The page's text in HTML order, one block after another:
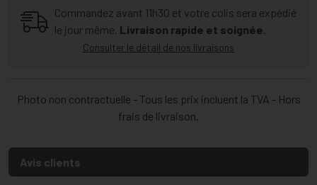
Commandez avant 11h30 et votre colis sera expédié
le jour même. Livraison rapide et soignée.
Consulter le détail de nos livraisons
Photo non contractuelle - Tous les prix incluent la TVA - Hors
frais de livraison.
Avis clients